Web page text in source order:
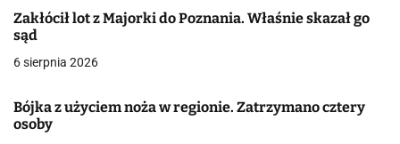
a
c
a
Zakłócił lot z Majorki do Poznania. Właśnie skazał go
sąd
6 sierpnia 2026
Bójka z użyciem noża w regionie. Zatrzymano cztery
osoby